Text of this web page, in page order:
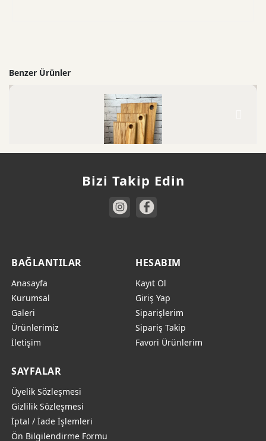
Benzer Ürünler
Kesme Tahtası
499,00
Bizi Takip Edin
BAĞLANTILAR
Anasayfa
Kurumsal
Galeri
Ürünlerimiz
İletişim
HESABIM
Kayıt Ol
Giriş Yap
Siparişlerim
Sipariş Takip
Favori Ürünlerim
SAYFALAR
Üyelik Sözleşmesi
Gizlilik Sözleşmesi
İptal / İade İşlemleri
Ön Bilgilendirme Formu